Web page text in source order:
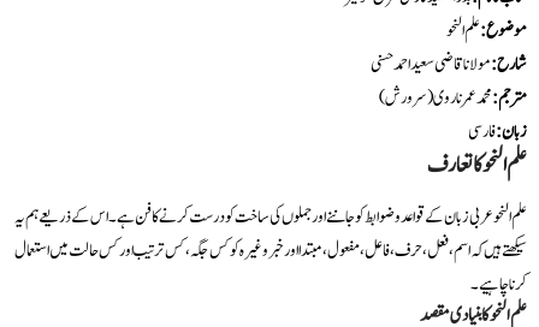
موضوع:علم النحو
شارح:مولانا قاضی سعید احمد حسنی
مترجم:محمد عمر ناروی (سرورش)
زبان:فارسی
علم النحو کا تعارف
علم النحو عربی زبان کے قواعد و ضوابط کو جاننے اور جملوں کی ساخت کو درست کرنے کا فن ہے۔ اس کے ذریعے ہم یہ
سیکھتے ہیں کہ اسم، فعل، حرف، فاعل، مفعول، مبتدا اور خبر وغیرہ کو کس جگہ، کس ترتیب اور کس حالت میں استعمال
کرنا چاہیے۔
علم النحو کا بنیادی مقصد